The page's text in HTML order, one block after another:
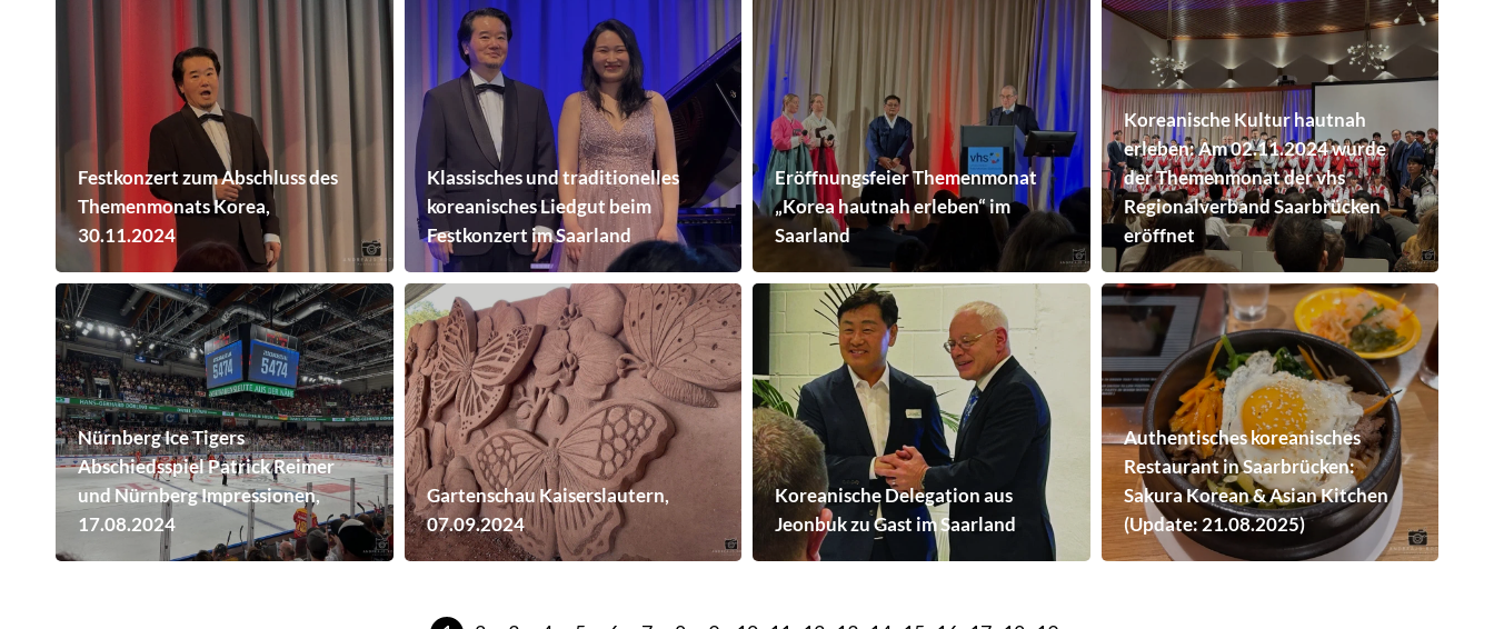
Festkonzert zum Abschluss des
Themenmonats Korea,
30.11.2024
Klassisches und traditionelles
koreanisches Liedgut beim
Festkonzert im Saarland
Eröffnungsfeier Themenmonat
„Korea hautnah erleben“ im
Saarland
Koreanische Kultur hautnah
erleben: Am 02.11.2024 wurde
der Themenmonat der vhs
Regionalverband Saarbrücken
eröffnet
Nürnberg Ice Tigers
Abschiedsspiel Patrick Reimer
und Nürnberg Impressionen,
17.08.2024
Gartenschau Kaiserslautern,
07.09.2024
Koreanische Delegation aus
Jeonbuk zu Gast im Saarland
Authentisches koreanisches
Restaurant in Saarbrücken:
Sakura Korean & Asian Kitchen
(Update: 21.08.2025)